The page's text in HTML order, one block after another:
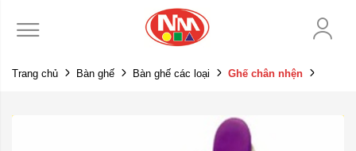
Trang chủ Bàn ghế Bàn ghế các loại Ghế chân nhện